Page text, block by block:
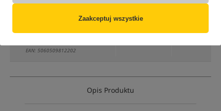
Zaakceptuj wszystkie
Opcja Cena PLN Ilość
EAN: 5060509812202
produktu
Opis Produktu